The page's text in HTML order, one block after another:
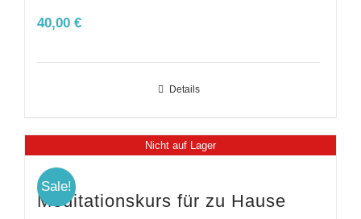
40,00 €
Details
Nicht auf Lager
Sale!
Meditationskurs für zu Hause